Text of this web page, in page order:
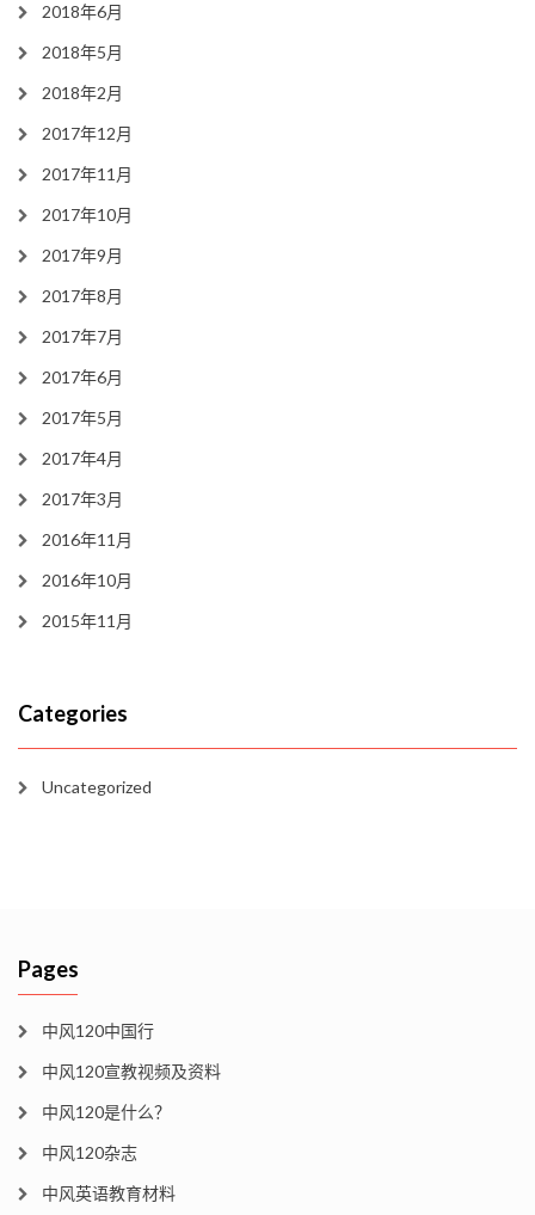
2018年6月
2018年5月
2018年2月
2017年12月
2017年11月
2017年10月
2017年9月
2017年8月
2017年7月
2017年6月
2017年5月
2017年4月
2017年3月
2016年11月
2016年10月
2015年11月
Categories
Uncategorized
Pages
中风120中国行
中风120宣教视频及资料
中风120是什么？
中风120杂志
中风英语教育材料